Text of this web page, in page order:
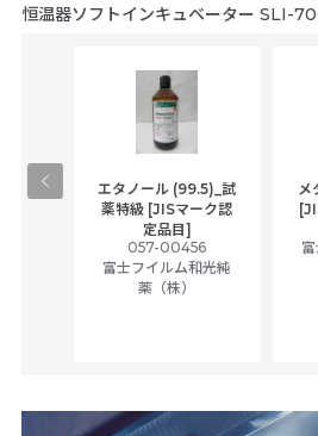
恒温器ソフトインキュベーター SLI-
エタノール (99.5)_試
薬特級 [JISマーク認
定品目]
057-00456
富士フイルム和光純
薬（株）
メ